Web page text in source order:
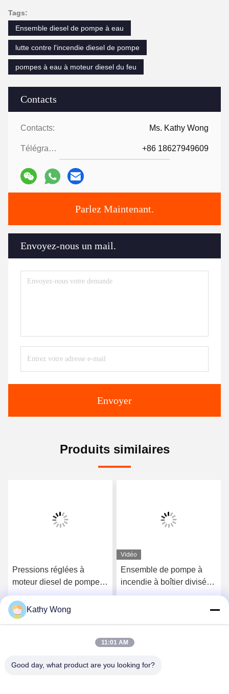
Contacts
Contacts: Ms. Kathy Wong
Télégramme: +86 18627949609
Parlez Maintenant.
Envoyez-nous un mail.
Envoyer
Tags:
Ensemble diesel de pompe à eau
lutte contre l'incendie diesel de pompe
pompes à eau à moteur diesel du feu
Produits similaires
Pressions réglées à
moteur diesel de pompe à
incendie d'aspiration de
fin de couleur rouge à 225
livres par pouce carré
Vidéo
Ensemble de pompe à
incendie à boîtier divisé
pour moteur diesel UL/FM
Kathy Wong
11:01 AM
Good day, what product are you looking for?